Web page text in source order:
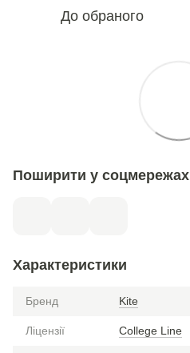
До обраного
Поширити у соцмережах
Характеристики
Бренд Kite
Ліцензії College Line